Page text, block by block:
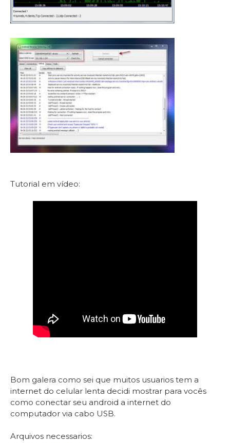
Tutorial em vídeo:
Bom galera como sei que muitos usuarios tem a
internet do celular lenta decidi mostrar para vocês
como conectar seu android a internet do
computador via cabo USB.
Arquivos necessarios: